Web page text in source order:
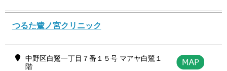
つるた鷺ノ宮クリニック
中野区白鷺一丁目７番１５号 マアヤ白鷺１
階